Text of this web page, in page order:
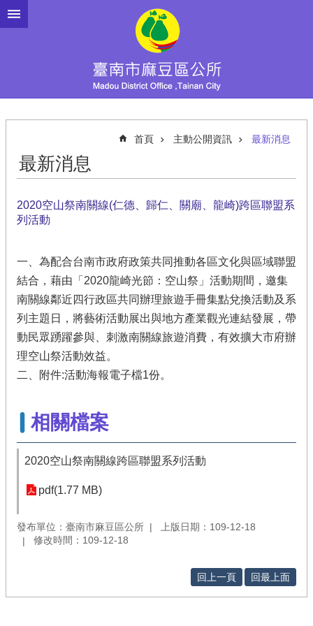
跳到主要內容區塊
首頁 主動公開資訊 最新消息
最新消息
2020空山祭南關線(仁德、歸仁、關廟、龍崎)跨區聯盟系
列活動
一、為配合台南市政府政策共同推動各區文化與區域聯盟
結合，藉由「2020龍崎光節：空山祭」活動期間，邀集
南關線鄰近四行政區共同辦理旅遊手冊集點兌換活動及系
列主題日，將藝術活動展出與地方產業觀光連結發展，帶
動民眾踴躍參與、刺激南關線旅遊消費，有效擴大市府辦
理空山祭活動效益。
二、附件:活動海報電子檔1份。
相關檔案
2020空山祭南關線跨區聯盟系列活動
pdf(1.77 MB)
發布單位：臺南市麻豆區公所
上版日期：109-12-18
修改時間：109-12-18
回上一頁 回最上面